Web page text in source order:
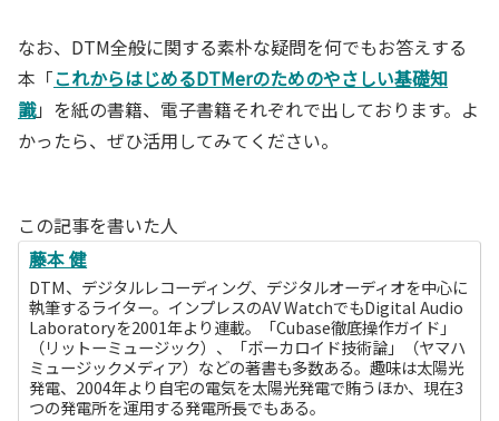
なお、DTM全般に関する素朴な疑問を何でもお答えする
本「これからはじめるDTMerのためのやさしい基礎知
識」を紙の書籍、電子書籍それぞれで出しております。よ
かったら、ぜひ活用してみてください。
この記事を書いた人
藤本 健
DTM、デジタルレコーディング、デジタルオーディオを中心に
執筆するライター。インプレスのAV WatchでもDigital Audio
Laboratoryを2001年より連載。「Cubase徹底操作ガイド」
（リットーミュージック）、「ボーカロイド技術論」（ヤマハ
ミュージックメディア）などの著書も多数ある。趣味は太陽光
発電、2004年より自宅の電気を太陽光発電で賄うほか、現在3
つの発電所を運用する発電所長でもある。